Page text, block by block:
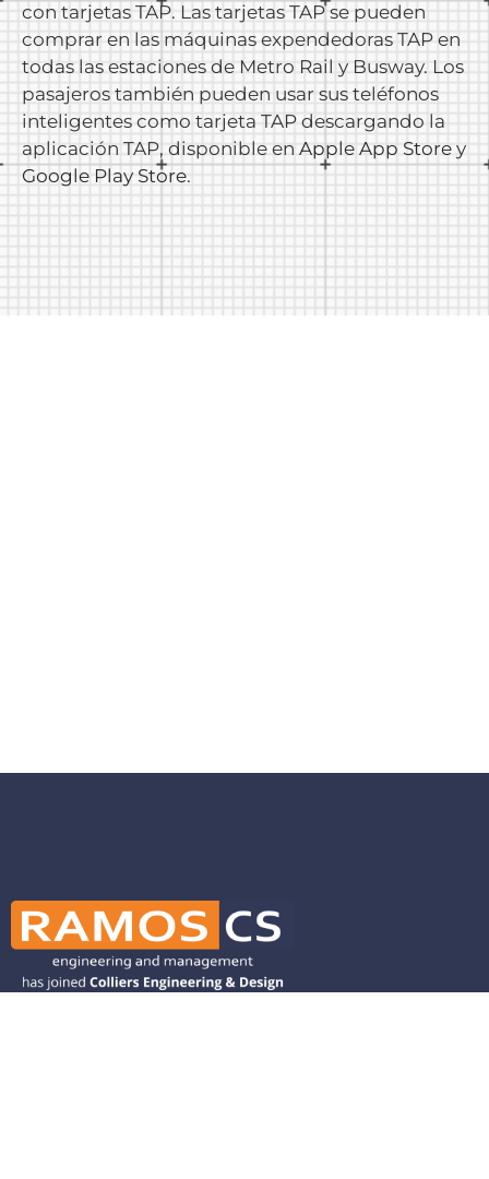
con tarjetas TAP. Las tarjetas TAP se pueden
comprar en las máquinas expendedoras TAP en
todas las estaciones de Metro Rail y Busway. Los
pasajeros también pueden usar sus teléfonos
inteligentes como tarjeta TAP descargando la
aplicación TAP, disponible en Apple App Store y
Google Play Store.